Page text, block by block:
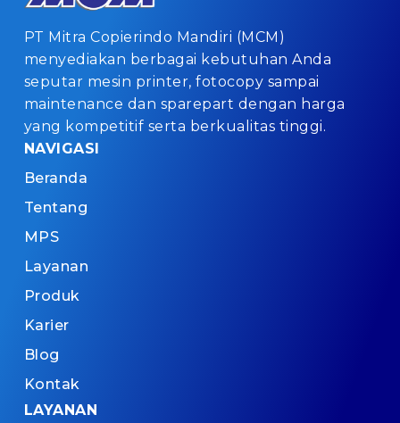
PT Mitra Copierindo Mandiri (MCM)
menyediakan berbagai kebutuhan Anda
seputar mesin printer, fotocopy sampai
maintenance dan sparepart dengan harga
yang kompetitif serta berkualitas tinggi.
NAVIGASI
Beranda
Tentang
MPS
Layanan
Produk
Karier
Blog
Kontak
LAYANAN